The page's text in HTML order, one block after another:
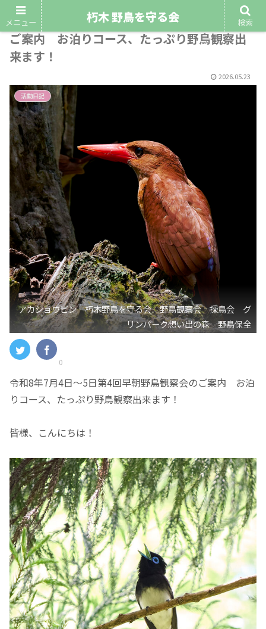
令和8年7月4日～5日第4回早朝野鳥観察会の
ご案内 お泊りコース、たっぷり野鳥観察出
来ます！
2026.05.23
活動日記
アカショウビン 朽木野鳥を守る会 野鳥観察会 探鳥会 グ
リンパーク想い出の森 野鳥保全
0
令和8年7月4日～5日第4回早朝野鳥観察会のご案内 お泊
りコース、たっぷり野鳥観察出来ます！
皆様、こんにちは！
メニュー 朽木 野鳥を守る会 検索